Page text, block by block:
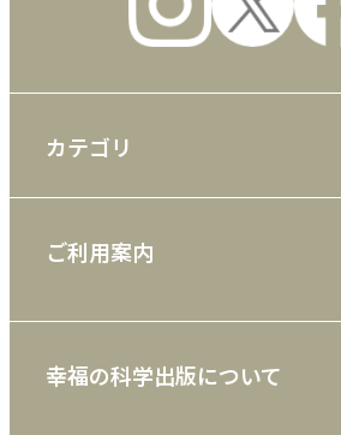
カテゴリ
雑誌
ご利用案内
利用規約
幸福の科学出版について